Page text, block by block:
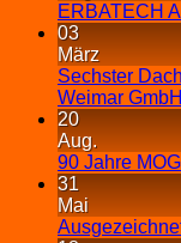
ERBATECH
03
März
Sechster
Weimar
20
Aug.
90 Jahre
31
Mai